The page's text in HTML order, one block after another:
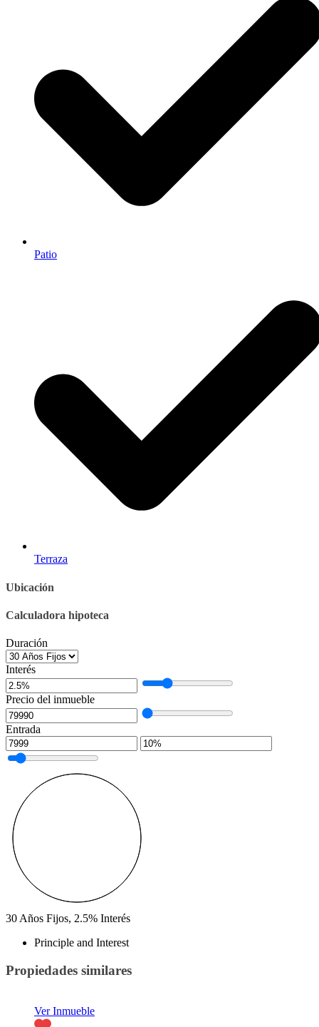
Patio
Terraza
Ubicación
Calculadora hipoteca
Duración
Interés
Precio del inmueble
Entrada
30 Años Fijos, 2.5% Interés
Principle and Interest
Propiedades similares
Ver Inmueble